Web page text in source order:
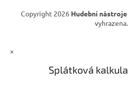
Copyright 2026 Hudební
vyhrazena.
×
Splátková